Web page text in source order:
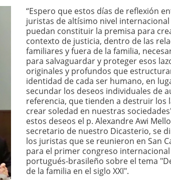
“Espero que estos días de reflexión
juristas de altísimo nivel internacional
puedan constituir la premisa para
contexto de justicia, dentro de las
familiares y fuera de la familia,
para salvaguardar y proteger esos
originales y profundos que
identidad de cada ser humano, en
secundar los deseos individuales de
referencia, que tienden a destruir los
crear soledad en nuestras
estos deseos el p. Alexandre Awi
secretario de nuestro Dicasterio, se
los juristas que se reunieron en San
para el primer congreso
portugués-brasileño sobre el tema
de la familia en el siglo XXI".